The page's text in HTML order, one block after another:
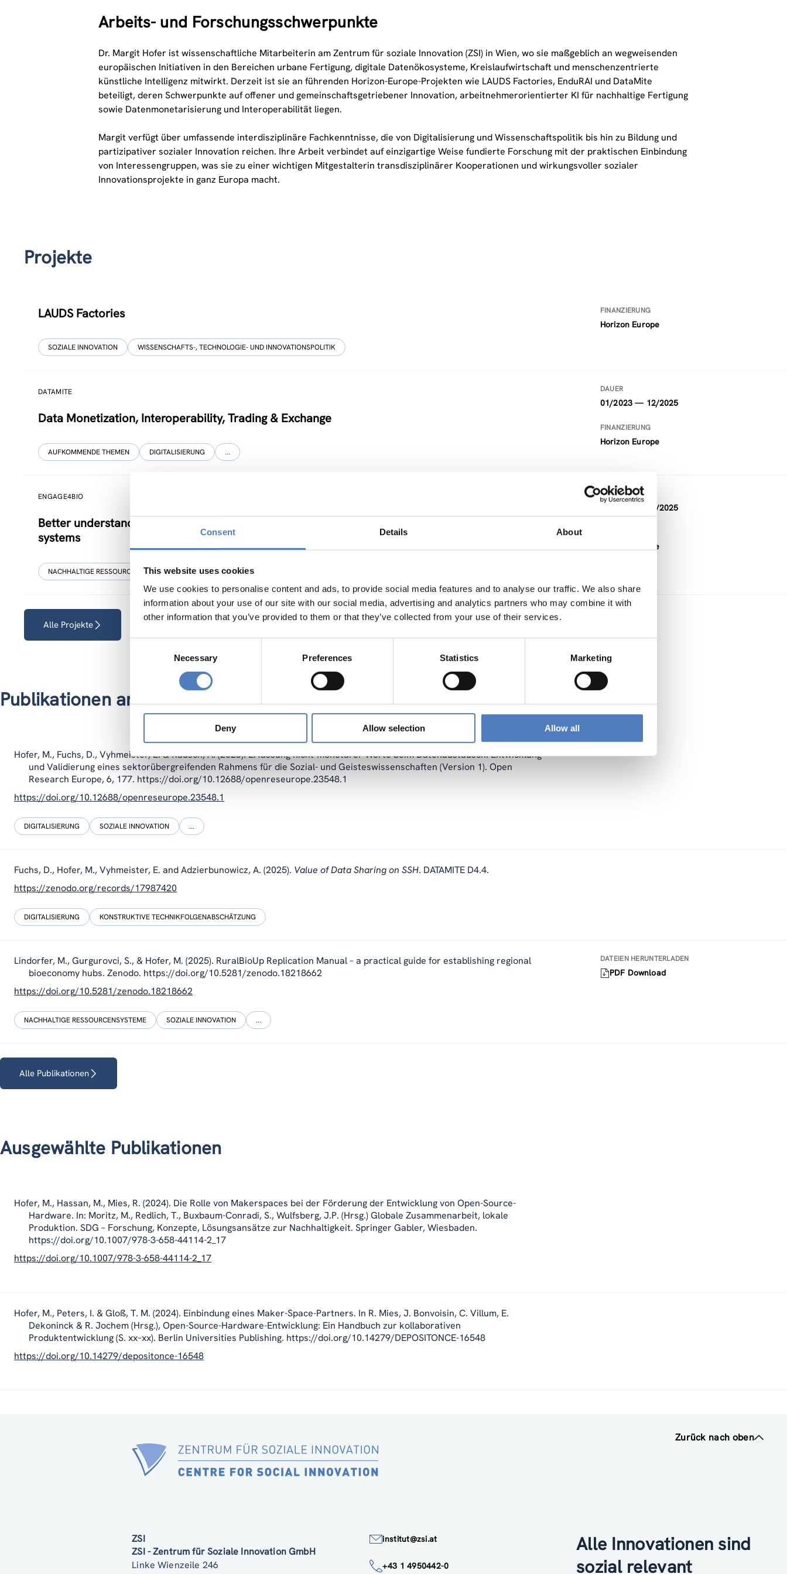
Consent Details About
This website uses cookies
We use cookies to personalise content and ads, to provide social media features and to analyse our traffic. We also share
information about your use of our site with our social media, advertising and analytics partners who may combine it with
other information that you’ve provided to them or that they’ve collected from your use of their services.
Necessary Preferences Statistics Marketing
Deny Allow selection Allow all
Arbeits- und Forschungsschwerpunkte
Dr. Margit Hofer ist wissenschaftliche Mitarbeiterin am Zentrum für soziale Innovation (ZSI) in Wien, wo sie maßgeblich an wegweisenden
europäischen Initiativen in den Bereichen urbane Fertigung, digitale Datenökosysteme, Kreislaufwirtschaft und menschenzentrierte
künstliche Intelligenz mitwirkt. Derzeit ist sie an führenden Horizon-Europe-Projekten wie LAUDS Factories, EnduRAI und DataMite
beteiligt, deren Schwerpunkte auf offener und gemeinschaftsgetriebener Innovation, arbeitnehmerorientierter KI für nachhaltige Fertigung
sowie Datenmonetarisierung und Interoperabilität liegen.
Margit verfügt über umfassende interdisziplinäre Fachkenntnisse, die von Digitalisierung und Wissenschaftspolitik bis hin zu Bildung und
partizipativer sozialer Innovation reichen. Ihre Arbeit verbindet auf einzigartige Weise fundierte Forschung mit der praktischen Einbindung
von Interessengruppen, was sie zu einer wichtigen Mitgestalterin transdisziplinärer Kooperationen und wirkungsvoller sozialer
Innovationsprojekte in ganz Europa macht.
Projekte
LAUDS Factories
SOZIALE INNOVATION WISSENSCHAFTS-, TECHNOLOGIE- UND INNOVATIONSPOLITIK
FINANZIERUNG
Horizon Europe
DATAMITE
Data Monetization, Interoperability, Trading & Exchange
AUFKOMMENDE THEMEN DIGITALISIERUNG ...
DAUER
01/2023 — 12/2025
FINANZIERUNG
Horizon Europe
ENGAGE4BIO
Better understanding, intensified engagement, training and development in regional bio-based
systems
NACHHALTIGE RESSOURCENSYSTEME CO-CREATION
DAUER
10/2022 — 09/2025
Horizon Europe
Alle Projekte
Publikationen am ZSI
Hofer, M., Fuchs, D., Vyhmeister, E. & Rausch, A. (2026). Erfassung nicht-monetärer Werte beim Datenaustausch: Entwicklung
und Validierung eines sektorübergreifenden Rahmens für die Sozial- und Geisteswissenschaften (Version 1). Open
Research Europe, 6, 177. https://doi.org/10.12688/openreseurope.23548.1
https://doi.org/10.12688/openreseurope.23548.1
DIGITALISIERUNG SOZIALE INNOVATION ...
Fuchs, D., Hofer, M., Vyhmeister, E. and Adzierbunowicz, A. (2025). Value of Data Sharing on SSH. DATAMITE D4.4.
https://zenodo.org/records/17987420
DIGITALISIERUNG KONSTRUKTIVE TECHNIKFOLGENABSCHÄTZUNG
Lindorfer, M., Gurgurovci, S., & Hofer, M. (2025). RuralBioUp Replication Manual – a practical guide for establishing regional
bioeconomy hubs. Zenodo. https://doi.org/10.5281/zenodo.18218662
https://doi.org/10.5281/zenodo.18218662
NACHHALTIGE RESSOURCENSYSTEME SOZIALE INNOVATION ...
DATEIEN HERUNTERLADEN
PDF Download
Alle Publikationen
Ausgewählte Publikationen
Hofer, M., Hassan, M., Mies, R. (2024). Die Rolle von Makerspaces bei der Förderung der Entwicklung von Open-Source-
Hardware. In: Moritz, M., Redlich, T., Buxbaum-Conradi, S., Wulfsberg, J.P. (Hrsg.) Globale Zusammenarbeit, lokale
Produktion. SDG – Forschung, Konzepte, Lösungsansätze zur Nachhaltigkeit. Springer Gabler, Wiesbaden.
https://doi.org/10.1007/978-3-658-44114-2_17
https://doi.org/10.1007/978-3-658-44114-2_17
Hofer, M., Peters, I. & Gloß, T. M. (2024). Einbindung eines Maker-Space-Partners. In R. Mies, J. Bonvoisin, C. Villum, E.
Dekoninck & R. Jochem (Hrsg.), Open-Source-Hardware-Entwicklung: Ein Handbuch zur kollaborativen
Produktentwicklung (S. xx–xx). Berlin Universities Publishing. https://doi.org/10.14279/DEPOSITONCE-16548
https://doi.org/10.14279/depositonce-16548
Zurück nach oben
ZSI
ZSI - Zentrum für Soziale Innovation GmbH
Linke Wienzeile 246
institut@zsi.at
+43 1 4950442-0
Alle Innovationen sind
sozial relevant